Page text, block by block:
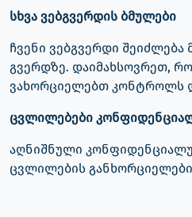
სხვა ვებგვერდის ბმულები
ჩვენი ვებგვერდი
გვერდზე. დაიმახსოვრეთ,
ვახორციელებთ კონტროლს
ცვლილებები
აღნიშნული
ცვლილების